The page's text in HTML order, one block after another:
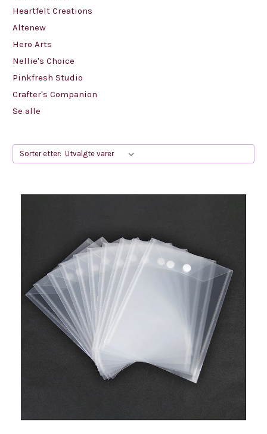
Heartfelt Creations
Altenew
Hero Arts
Nellie's Choice
Pinkfresh Studio
Crafter's Companion
Se alle
Sorter etter: